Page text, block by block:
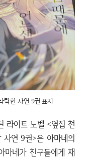
락한 사연 9권 표지
라이트 노벨 <옆집 천
사연 9권>은 아마네의
마네가 친구들에게 재